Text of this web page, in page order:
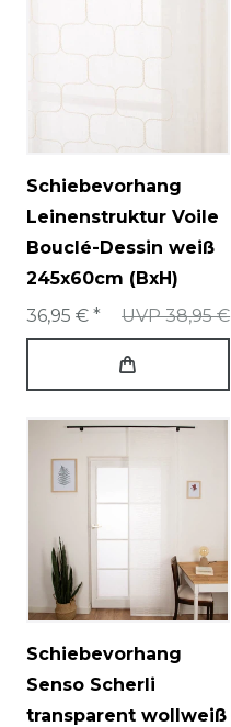
Schiebevorhang
Leinenstruktur Voile
Bouclé-Dessin weiß
245x60cm (BxH)
UVP 38,95 €
36,95 € *
Schiebevorhang
Senso Scherli
transparent wollweiß